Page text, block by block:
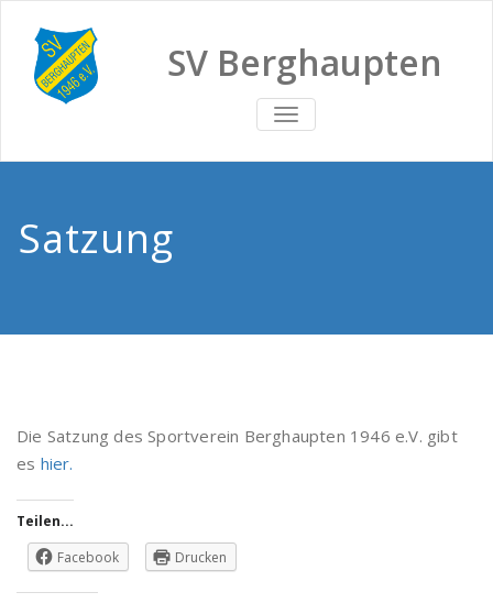
SV Berghaupten
TOGGLE
NAVIGATION
Satzung
Die Satzung des Sportverein Berghaupten 1946 e.V. gibt
es hier.
Teilen...
Facebook
Drucken